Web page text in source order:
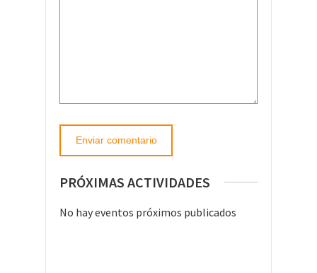
PRÓXIMAS ACTIVIDADES
No hay eventos próximos publicados